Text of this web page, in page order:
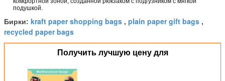
подушкой.
Бирки: kraft paper shopping bags , plain paper gift bags ,
recycled paper bags
Получить лучшую цену для